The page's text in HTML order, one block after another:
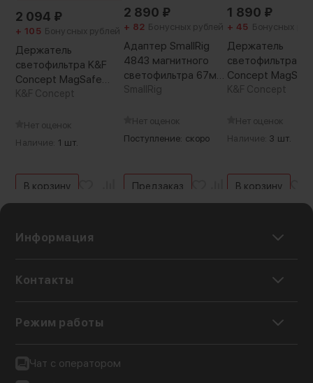
2 094 ₽
+ 105 Бонусных рублей
Держатель
светофильтра K&F
Concept MagSafe
ND2-32 для iPhone 17
K&F Concept
Нет оценок
Наличие: 1 шт.
В корзину
2 890 ₽
+ 82 Бонусных рублей
Адаптер SmallRig
4843 магнитного
светофильтра 67мм
для мобильной
SmallRig
Нет оценок
Поступление: скоро
Предзаказ
1 890 ₽
+ 45 Бонусных
Держатель
светофильтра
Concept
для iPhone 17 Pro
K&F Concept
Нет оценок
Наличие: 3 шт.
В корзину
Информация
Контакты
Режим работы
Чат с оператором